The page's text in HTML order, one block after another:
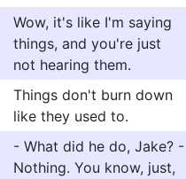
Wow, it's like I'm saying
things, and you're just
not hearing them.
Things don't burn down
like they used to.
- What did he do, Jake? -
Nothing. You know, just,